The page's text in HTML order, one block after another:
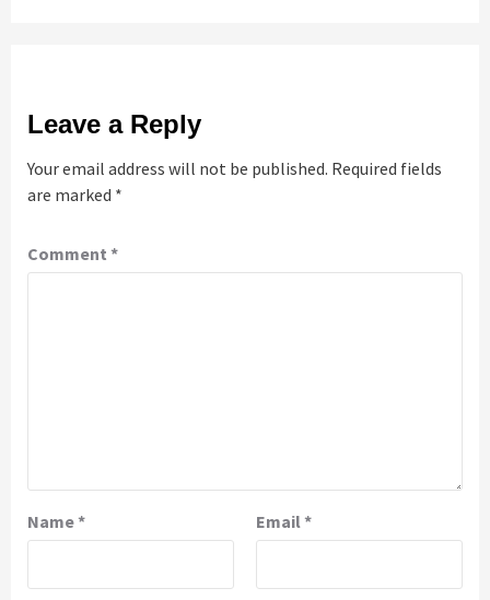
Leave a Reply
Your email address will not be published. Required fields
are marked *
Comment *
Name* Email *